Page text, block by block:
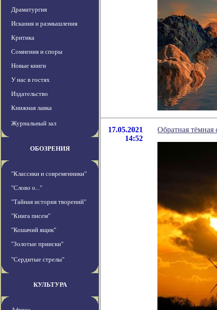
Драматургия
Искания и размышления
Критика
Сомнения и споры
Новые книги
У нас в гостях
Издательство
Книжная лавка
Журнальный зал
ОБОЗРЕНИЯ
"Классики и современники"
"Слово о..."
"Тайная история творений"
"Книга писем"
"Кошачий ящик"
"Золотые прииски"
"Сердитые стрелы"
КУЛЬТУРА
17.05.2021
14:52
Обратная тёмная